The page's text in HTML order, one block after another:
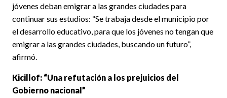
jóvenes deban emigrar a las grandes ciudades para
continuar sus estudios: “Se trabaja desde el municipio por
el desarrollo educativo, para que los jóvenes no tengan que
emigrar a las grandes ciudades, buscando un futuro”,
afirmó.
Kicillof: “Una refutación a los prejuicios del
Gobierno nacional”